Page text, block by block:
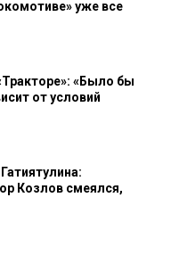
уже все
«Было бы
от условий
Козлов смеялся,